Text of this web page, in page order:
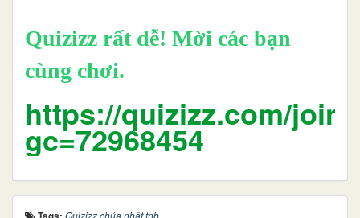
Quizizz rất dễ! Mời các bạn
cùng chơi.
https://quizizz.com/join?
gc=72968454
Quizizz chúa nhật tnb